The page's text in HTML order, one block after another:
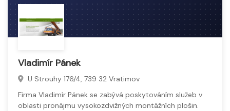
Vladimír Pánek
U Strouhy 176/4, 739 32 Vratimov
Firma Vladimír Pánek se zabývá poskytováním služeb v
oblasti pronájmu vysokozdvižných montážních plošin.